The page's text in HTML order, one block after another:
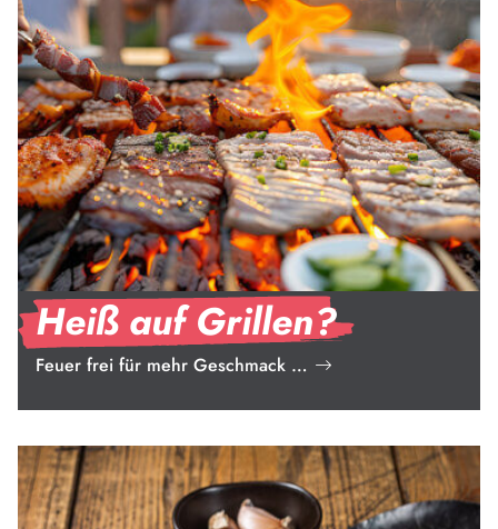
Heiß auf Grillen?
Feuer frei für mehr Geschmack …